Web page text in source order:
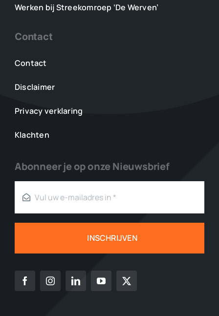
Werken bij Streekomroep ‘De Werven’
Contact
Contact
Disclaimer
Privacy verklaring
Klachten
Abonneer je op onze Nieuwsbrief
INSCHRIJVEN